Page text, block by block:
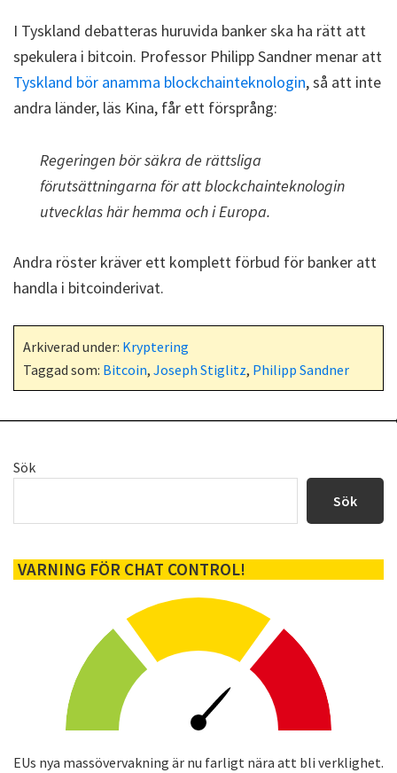
I Tyskland debatteras huruvida banker ska ha rätt att
spekulera i bitcoin. Professor Philipp Sandner menar att
Tyskland bör anamma blockchainteknologin, så att inte
andra länder, läs Kina, får ett försprång:
Regeringen bör säkra de rättsliga
förutsättningarna för att blockchainteknologin
utvecklas här hemma och i Europa.
Andra röster kräver ett komplett förbud för banker att
handla i bitcoinderivat.
Arkiverad under: Kryptering
Taggad som: Bitcoin, Joseph Stiglitz, Philipp Sandner
Primärt
Sök
Sök
VARNING FÖR CHAT CONTROL!
EUs nya massövervakning är nu farligt nära att bli verklighet.